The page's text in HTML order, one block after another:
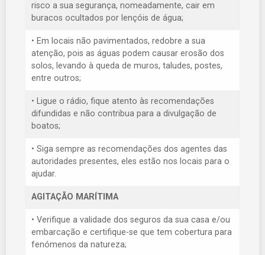
risco a sua segurança, nomeadamente, cair em
buracos ocultados por lençóis de água;
• Em locais não pavimentados, redobre a sua
atenção, pois as águas podem causar erosão dos
solos, levando à queda de muros, taludes, postes,
entre outros;
• Ligue o rádio, fique atento às recomendações
difundidas e não contribua para a divulgação de
boatos;
• Siga sempre as recomendações dos agentes das
autoridades presentes, eles estão nos locais para o
ajudar.
AGITAÇÃO MARÍTIMA
• Verifique a validade dos seguros da sua casa e/ou
embarcação e certifique-se que tem cobertura para
fenómenos da natureza;